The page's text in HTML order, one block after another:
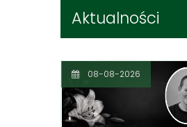
Aktualności
08-08-2026